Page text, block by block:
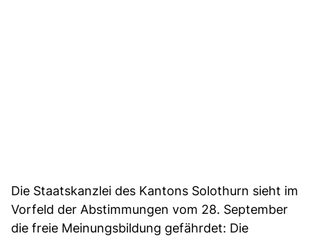
Die Staatskanzlei des Kantons Solothurn sieht im
Vorfeld der Abstimmungen vom 28. September
die freie Meinungsbildung gefährdet: Die